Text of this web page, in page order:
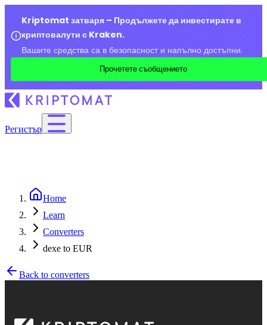
Kriptomat затваря – Продължете да инвестирате в
криптовалути с Kraken.
Вашите средства са в безопасност и напълно достъпни.
Прочетете съобщението
Регистър
Home
Learn
Converters
dexe to EUR
Back to converters